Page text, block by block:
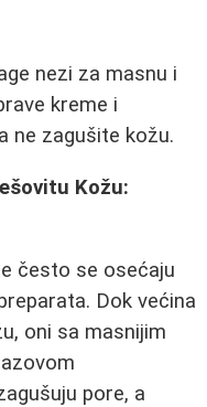
nezi za masnu i
kreme i
ne zagušite kožu.
Kožu:
često se osećaju
Dok većina
oni sa masnijim
pore, a